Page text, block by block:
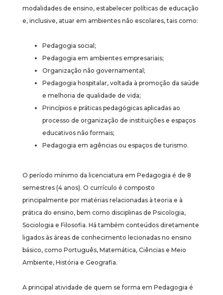
modalidades de ensino, estabelecer políticas de educação
e, inclusive, atuar em ambientes não escolares, tais como:
Pedagogia social;
Pedagogia em ambientes empresariais;
Organização não governamental;
Pedagogia hospitalar, voltada à promoção da saúde
e melhoria de qualidade de vida;
Princípios e práticas pedagógicas aplicadas ao
processo de organização de instituições e espaços
educativos não formais;
Pedagogia em agências ou espaços de turismo.
O período mínimo da licenciatura em Pedagogia é de 8
semestres (4 anos). O currículo é composto
principalmente por matérias relacionadas à teoria e à
prática do ensino, bem como disciplinas de Psicologia,
Sociologia e Filosofia. Há também conteúdos diretamente
ligados às áreas de conhecimento lecionadas no ensino
básico, como Português, Matemática, Ciências e Meio
Ambiente, História e Geografia.
A principal atividade de quem se forma em Pedagogia é